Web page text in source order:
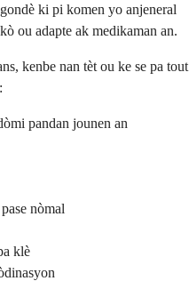
ki pi komen yo anjeneral
ou adapte ak medikaman an.
kenbe nan tèt ou ke se pa tout
pandan jounen an
nòmal
klè